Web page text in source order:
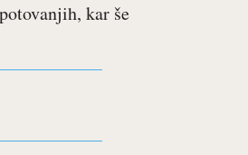
kar še